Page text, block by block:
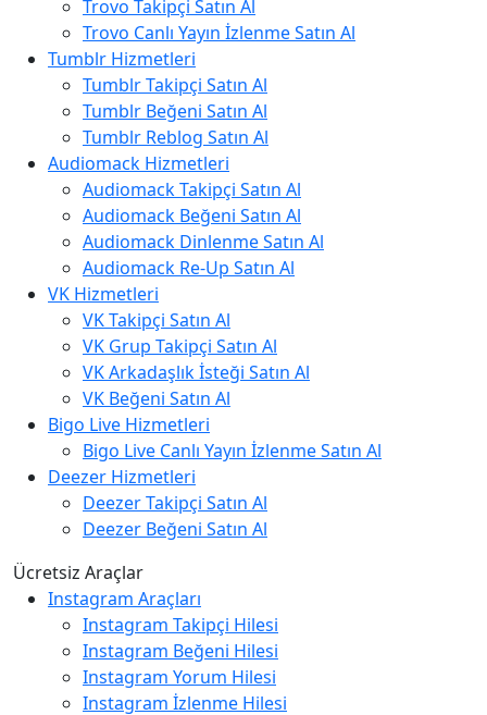
Trovo Takipçi Satın Al
Trovo Canlı Yayın İzlenme Satın Al
Tumblr Hizmetleri
Tumblr Takipçi Satın Al
Tumblr Beğeni Satın Al
Tumblr Reblog Satın Al
Audiomack Hizmetleri
Audiomack Takipçi Satın Al
Audiomack Beğeni Satın Al
Audiomack Dinlenme Satın Al
Audiomack Re-Up Satın Al
VK Hizmetleri
VK Takipçi Satın Al
VK Grup Takipçi Satın Al
VK Arkadaşlık İsteği Satın Al
VK Beğeni Satın Al
Bigo Live Hizmetleri
Bigo Live Canlı Yayın İzlenme Satın Al
Deezer Hizmetleri
Deezer Takipçi Satın Al
Deezer Beğeni Satın Al
Ücretsiz Araçlar
Instagram Araçları
Instagram Takipçi Hilesi
Instagram Beğeni Hilesi
Instagram Yorum Hilesi
Instagram İzlenme Hilesi